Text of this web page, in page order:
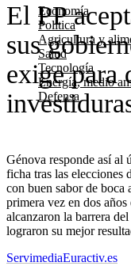
Economía
Política
Agricultura y
Salud
Tecnología
Energía, medio
Defensa
El PP
sus
exige para
Génova responde así al
ficha tras las elecciones
con buen sabor de
primera vez en dos
alcanzaron la barrera
lograron su mejor
ServimediaEuractiv.es